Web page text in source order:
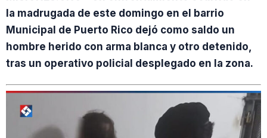
la madrugada de este domingo en el barrio
Municipal de Puerto Rico dejó como saldo un
hombre herido con arma blanca y otro detenido,
tras un operativo policial desplegado en la zona.